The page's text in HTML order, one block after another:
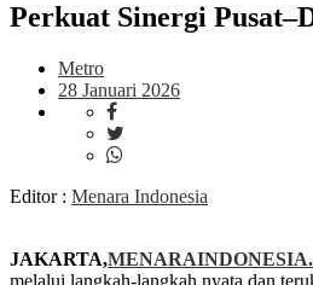
Perkuat Sinergi
Metro
28 Januari 2026
Editor : Menara Indonesia
JAKARTA,
melalui langkah-langkah nyata dan